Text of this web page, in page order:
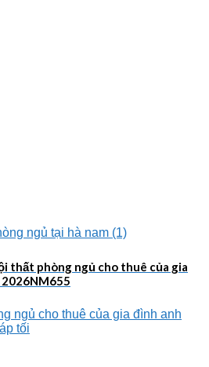
thất phòng ngủ cho thuê của gia
2026NM655
ngủ cho thuê của gia đình anh
tối